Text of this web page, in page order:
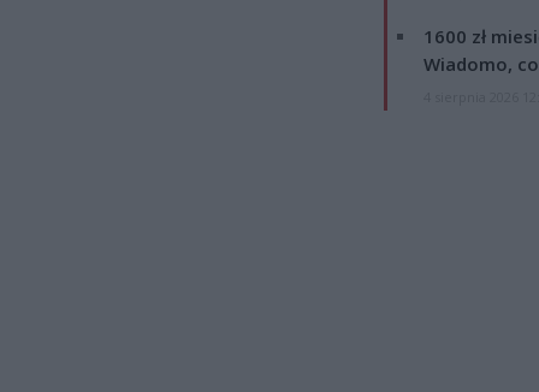
1600 zł
Wiadomo,